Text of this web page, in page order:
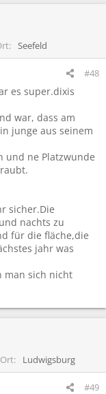
Seefeld
#48
es super.dixis
war, dass am
junge aus seinem
und ne Platzwunde
sicher.Die
nachts zu
für die fläche,die
jahr was
man sich nicht
Ort Ludwigsburg
#49